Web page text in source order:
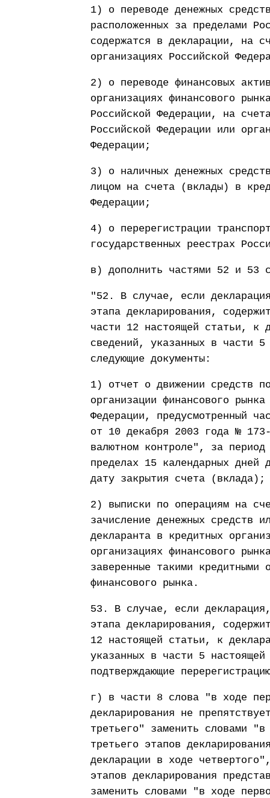
1) о переводе денежных
расположенных за пределами
содержатся в декларации, на
организациях Российской
2) о переводе финансовых
организациях финансового
Российской Федерации, на
Российской Федерации или
Федерации;
3) о наличных денежных
лицом на счета (вклады) в
Федерации;
4) о перерегистрации
государственных реестрах
в) дополнить частями 52 и 53
"52. В случае, если
этапа декларирования,
части 12 настоящей статьи, к
сведений, указанных в части 5
следующие документы:
1) отчет о движении средств
организации финансового
Федерации, предусмотренный
от 10 декабря 2003 года №
валютном контроле", за
пределах 15 календарных дней
дату закрытия счета (вклада);
2) выписки по операциям на
зачисление денежных средств
декларанта в кредитных
организациях финансового
заверенные такими кредитными
финансового рынка.
53. В случае, если
этапа декларирования,
12 настоящей статьи, к
указанных в части 5
подтверждающие
г) в части 8 слова "в ходе
декларирования не
третьего" заменить словами
третьего этапов
декларации в ходе
этапов декларирования
заменить словами "в ходе